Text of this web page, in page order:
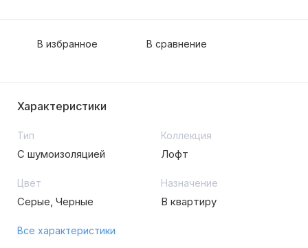
В избранное В сравнение
Характеристики
Тип
С шумоизоляцией
Коллекция
Лофт
Цвет
Серые, Черные
Назначение
В квартиру
Все характеристики